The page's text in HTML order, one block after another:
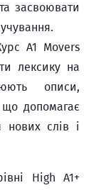
засвоювати
A1 Movers
лексику на
описи,
що допомагає
нових слів і
High A1+